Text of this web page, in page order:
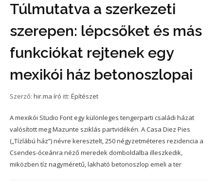
Túlmutatva a szerkezeti
szerepen: lépcsőket és más
funkciókat rejtenek egy
mexikói ház betonoszlopai
Szerző: hir.ma író itt: Építészet
A mexikói Studio Font egy különleges tengerparti családi házat
valósított meg Mazunte sziklás partvidékén. A Casa Diez Pies
(„Tízlábú ház”) névre keresztelt, 250 négyzetméteres rezidencia a
Csendes-óceánra néző meredek domboldalba illeszkedik,
miközben tíz nagyméretű, lakható betonoszlop emeli a ter